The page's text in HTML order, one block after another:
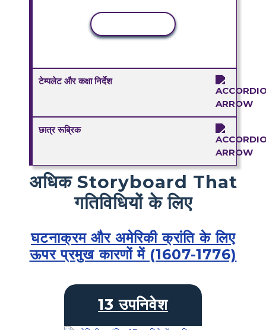
टेम्पलेट और कक्षा निर्देश
छात्र रूब्रिक
अधिक Storyboard That
गतिविधियों के लिए
घटनाक्रम और अमेरिकी क्रांति के लिए
ऊपर प्रमुख कारणों में (1607-1776)
13 उपनिवेश